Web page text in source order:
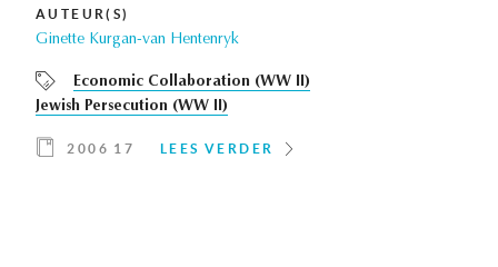
AUTEUR(S)
Ginette Kurgan-van Hentenryk
Economic Collaboration (WW II)
Jewish Persecution (WW II)
2006 17 LEES VERDER